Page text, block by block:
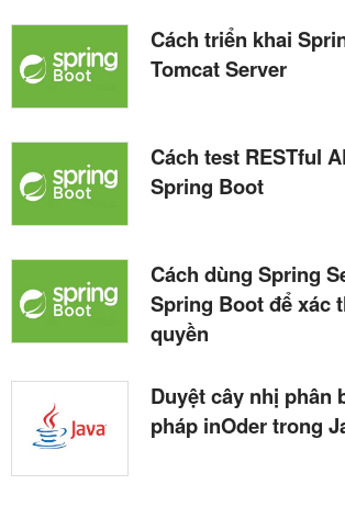
Cách triển khai
Tomcat Server
Cách test RESTful
Spring Boot
Cách dùng Spring
Spring Boot để xác
quyền
Duyệt cây nhị phân
pháp inOder trong